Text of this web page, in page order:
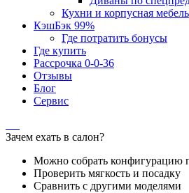
Кухни и корпусная мебель
КэшБэк 99%
Где потратить бонусы
Где купить
Рассрочка 0-0-36
Отзывы
Блог
Сервис
Зачем ехать в салон?
Можно собрать конфигурацию
Проверить мягкость и посадку
Сравнить с другими моделями